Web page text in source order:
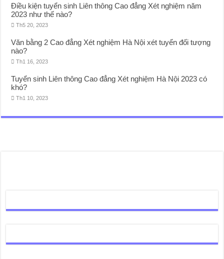
Điều kiện tuyển sinh Liên thông Cao đẳng Xét nghiệm năm
2023 như thế nào?
Th5 20, 2023
Văn bằng 2 Cao đẳng Xét nghiệm Hà Nội xét tuyển đối tượng
nào?
Th1 16, 2023
Tuyển sinh Liên thông Cao đẳng Xét nghiệm Hà Nội 2023 có
khó?
Th1 10, 2023